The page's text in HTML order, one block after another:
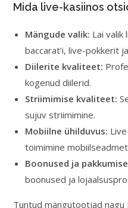
Mida live-kasiinos
Mängude valik: Lai valik
baccarat’i, live-pokkerit
Diilerite kvaliteet:
kogenud diilerid.
Striimimise kvaliteet:
sujuv striimimine.
Mobiilne ühilduvus:
toimimine
Boonused ja
boonused ja
Tuntud mängutootjad nagu